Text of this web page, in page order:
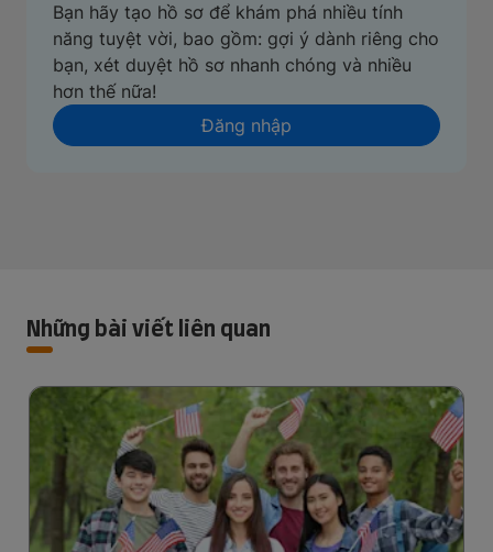
Bạn hãy tạo hồ sơ để khám phá nhiều tính
năng tuyệt vời, bao gồm: gợi ý dành riêng cho
bạn, xét duyệt hồ sơ nhanh chóng và nhiều
hơn thế nữa!
Đăng nhập
Những bài viết liên quan